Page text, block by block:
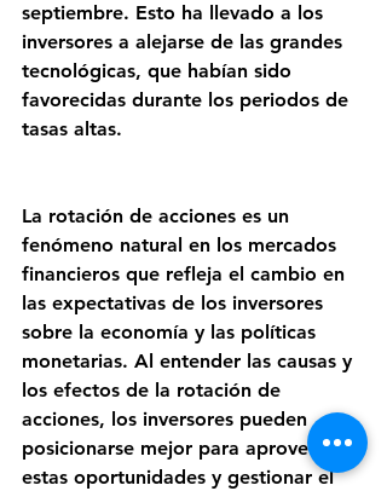
septiembre. Esto ha llevado a los
inversores a alejarse de las grandes
tecnológicas, que habían sido
favorecidas durante los periodos de
tasas altas.
La rotación de acciones es un
fenómeno natural en los mercados
financieros que refleja el cambio en
las expectativas de los inversores
sobre la economía y las políticas
monetarias. Al entender las causas y
los efectos de la rotación de
acciones, los inversores pueden
posicionarse mejor para aprovechar
estas oportunidades y gestionar el